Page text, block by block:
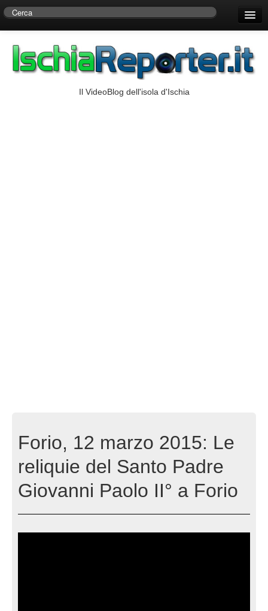
Centro di Ricerche Storiche D’Ambra
Il VideoBlog dell'isola d'Ischia
Forio, 12 marzo 2015: Le
reliquie del Santo Padre
Giovanni Paolo II° a Forio